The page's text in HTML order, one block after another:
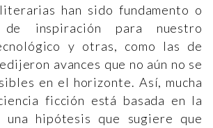
han sido fundamento o
inspiración para nuestro
y otras, como las de
avances que no aún no se
en el horizonte. Así, mucha
ficción está basada en la
una hipótesis que sugiere que